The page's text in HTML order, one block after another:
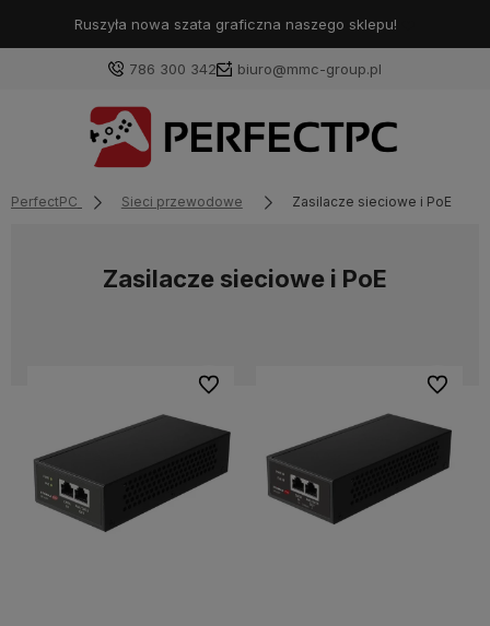
Ruszyła nowa szata graficzna naszego sklepu!
786 300 342 biuro@mmc-group.pl
PerfectPC Sieci przewodowe Zasilacze sieciowe i PoE
Zasilacze sieciowe i PoE
Do ulubionych Do